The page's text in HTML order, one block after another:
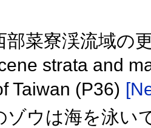
部菜寮渓流域の
strata and
Taiwan (P36)
ゾウは海を泳い